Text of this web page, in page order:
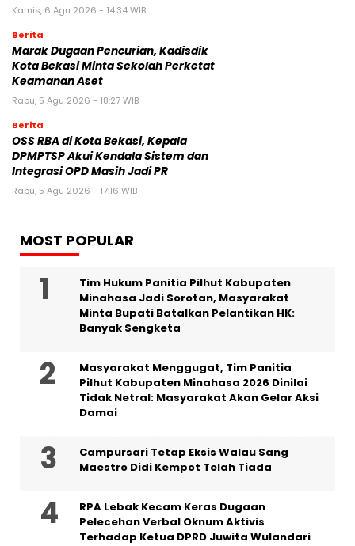
Kamis, 6 Agu 2026 - 14:34 WIB
Berita
‎Marak Dugaan Pencurian, Kadisdik
Kota Bekasi Minta Sekolah Perketat
Keamanan Aset
Rabu, 5 Agu 2026 - 18:27 WIB
Berita
‎OSS RBA di Kota Bekasi, Kepala
DPMPTSP Akui Kendala Sistem dan
Integrasi OPD Masih Jadi PR
Rabu, 5 Agu 2026 - 17:16 WIB
MOST POPULAR
Tim Hukum Panitia Pilhut Kabupaten
Minahasa Jadi Sorotan, Masyarakat
Minta Bupati Batalkan Pelantikan HK:
Banyak Sengketa
Masyarakat Menggugat, Tim Panitia
Pilhut Kabupaten Minahasa 2026 Dinilai
Tidak Netral: Masyarakat Akan Gelar Aksi
Damai
Campursari Tetap Eksis Walau Sang
Maestro Didi Kempot Telah Tiada
RPA Lebak Kecam Keras Dugaan
Pelecehan Verbal Oknum Aktivis
Terhadap Ketua DPRD Juwita Wulandari